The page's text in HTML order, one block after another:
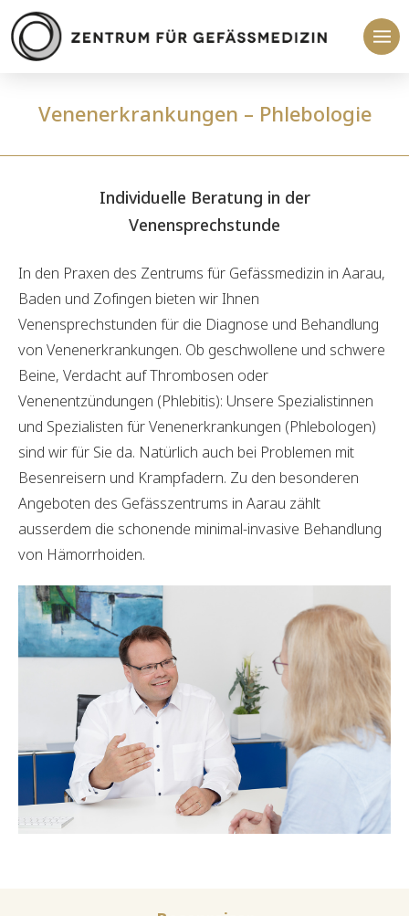
Venenerkrankungen – Phlebologie
Individuelle Beratung in der
Venensprechstunde
In den Praxen des Zentrums für Gefässmedizin in Aarau,
Baden und Zofingen bieten wir Ihnen
Venensprechstunden für die Diagnose und Behandlung
von Venenerkrankungen. Ob geschwollene und schwere
Beine, Verdacht auf Thrombosen oder
Venenentzündungen (Phlebitis): Unsere Spezialistinnen
und Spezialisten für Venenerkrankungen (Phlebologen)
sind wir für Sie da. Natürlich auch bei Problemen mit
Besenreisern und Krampfadern. Zu den besonderen
Angeboten des Gefässzentrums in Aarau zählt
ausserdem die schonende minimal-invasive Behandlung
von Hämorrhoiden.